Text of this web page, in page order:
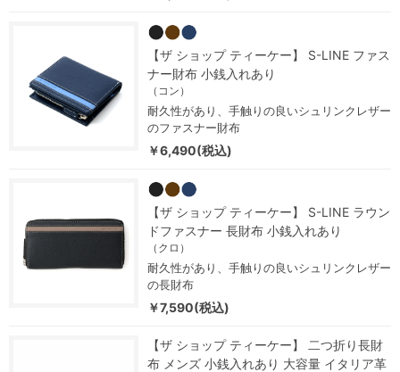
【ザ ショップ ティーケー】 S-LINE ファス
ナー財布 小銭入れあり
（コン）
耐久性があり、手触りの良いシュリンクレザー
のファスナー財布
￥6,490(税込)
【ザ ショップ ティーケー】 S-LINE ラウン
ドファスナー 長財布 小銭入れあり
（クロ）
耐久性があり、手触りの良いシュリンクレザー
の長財布
￥7,590(税込)
【ザ ショップ ティーケー】 二つ折り長財
布 メンズ 小銭入れあり 大容量 イタリア革